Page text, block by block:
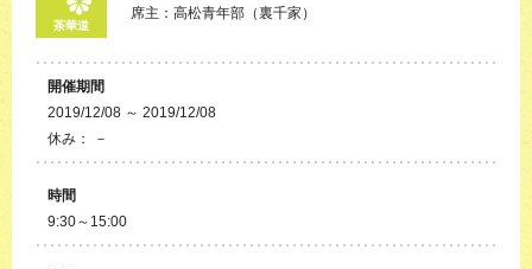
茶華道
席主：高松青年部（裏千家）
開催期間
2019/12/08 ～ 2019/12/08
休み： －
時間
9:30～15:00